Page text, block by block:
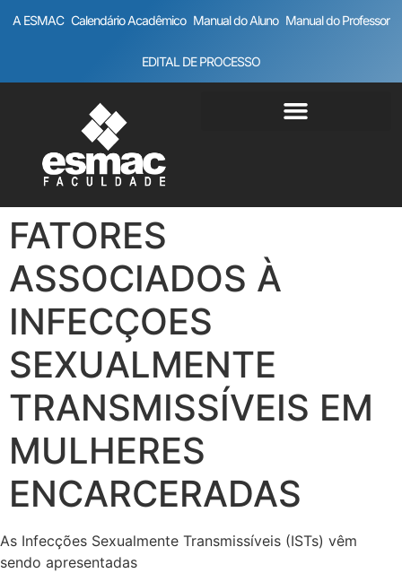
A ESMAC Calendário Acadêmico Manual do Aluno Manual do Professor
EDITAL DE PROCESSO
FATORES
ASSOCIADOS À
INFECÇOES
SEXUALMENTE
TRANSMISSÍVEIS EM
MULHERES
ENCARCERADAS
As Infecções Sexualmente Transmissíveis (ISTs) vêm
sendo apresentadas